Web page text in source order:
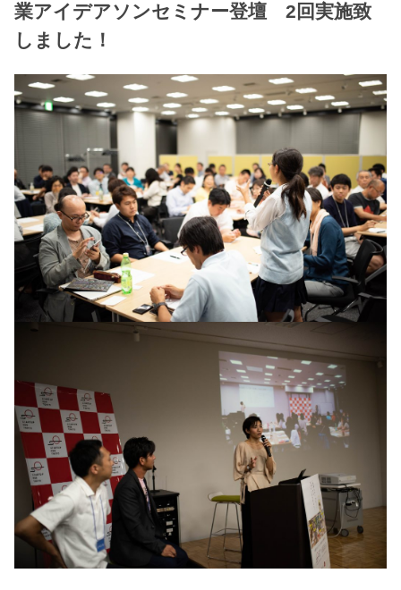
業アイデアソンセミナー登壇 2回実施致
しました！